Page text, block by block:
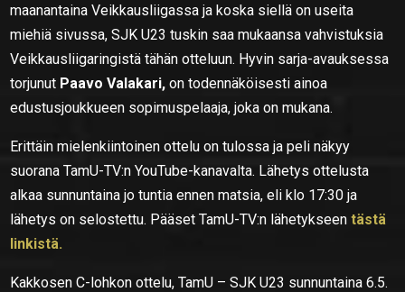
maanantaina Veikkausliigassa ja koska siellä on useita
miehiä sivussa, SJK U23 tuskin saa mukaansa vahvistuksia
Veikkausliigaringistä tähän otteluun. Hyvin sarja-avauksessa
torjunut Paavo Valakari, on todennäköisesti ainoa
edustusjoukkueen sopimuspelaaja, joka on mukana.
Erittäin mielenkiintoinen ottelu on tulossa ja peli näkyy
suorana TamU-TV:n YouTube-kanavalta. Lähetys ottelusta
alkaa sunnuntaina jo tuntia ennen matsia, eli klo 17:30 ja
lähetys on selostettu. Pääset TamU-TV:n lähetykseentästä
linkistä.
Kakkosen C-lohkon ottelu, TamU – SJK U23 sunnuntaina 6.5.